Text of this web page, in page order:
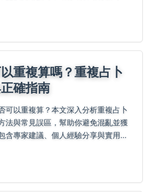
重複算嗎？重複占卜
確指南
可以重複算？本文深入分析重複占卜
法與常見誤區，幫助你避免混亂並獲
含專家建議、個人經驗分享與實用表